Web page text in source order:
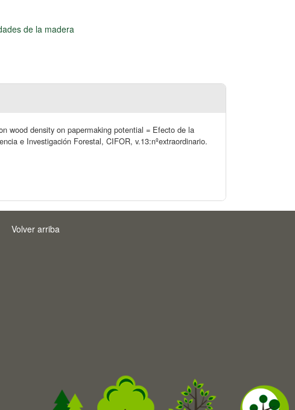
de la madera
wood density on papermaking potential = Efecto de la
e Investigación Forestal, CIFOR, v.13:nºextraordinario.
Volver arriba